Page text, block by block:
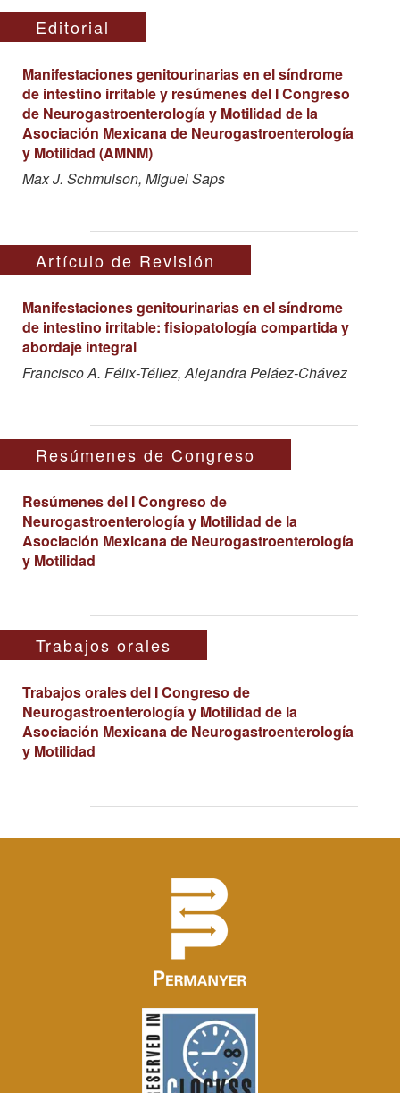
Editorial
Manifestaciones genitourinarias en el síndrome
de intestino irritable y resúmenes del I Congreso
de Neurogastroenterología y Motilidad de la
Asociación Mexicana de Neurogastroenterología
y Motilidad (AMNM)
Max J. Schmulson, Miguel Saps
Artículo de Revisión
Manifestaciones genitourinarias en el síndrome
de intestino irritable: fisiopatología compartida y
abordaje integral
Francisco A. Félix-Téllez, Alejandra Peláez-Chávez
Resúmenes de Congreso
Resúmenes del I Congreso de
Neurogastroenterología y Motilidad de la
Asociación Mexicana de Neurogastroenterología
y Motilidad
Trabajos orales
Trabajos orales del I Congreso de
Neurogastroenterología y Motilidad de la
Asociación Mexicana de Neurogastroenterología
y Motilidad